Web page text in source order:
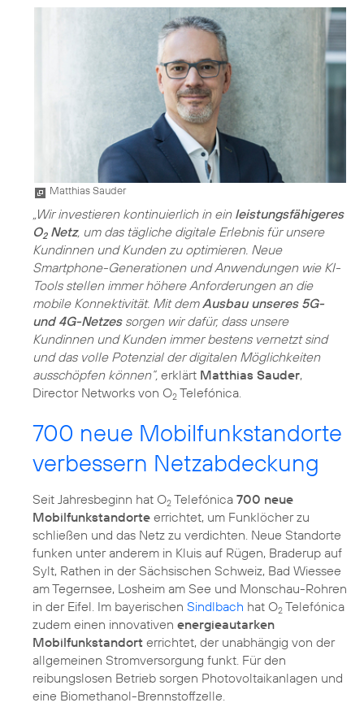
Matthias Sauder
„Wir investieren kontinuierlich in ein leistungsfähigeres
O2Netz, um das tägliche digitale Erlebnis für unsere
Kundinnen und Kunden zu optimieren. Neue
Smartphone-Generationen und Anwendungen wie KI-
Tools stellen immer höhere Anforderungen an die
mobile Konnektivität. Mit demAusbau unseres 5G-
und 4G-Netzessorgen wir dafür, dass unsere
Kundinnen und Kunden immer bestens vernetzt sind
und das volle Potenzial der digitalen Möglichkeiten
ausschöpfen können“, erklärt Matthias Sauder,
Director Networks von O2 Telefónica.
700 neue Mobilfunkstandorte
verbessern Netzabdeckung
Seit Jahresbeginn hat O2 Telefónica 700 neue
Mobilfunkstandorte errichtet, um Funklöcher zu
schließen und das Netz zu verdichten. Neue Standorte
funken unter anderem in Kluis auf Rügen, Braderup auf
Sylt, Rathen in der Sächsischen Schweiz, Bad Wiessee
am Tegernsee, Losheim am See und Monschau-Rohren
in der Eifel. Im bayerischen Sindlbach hat O2 Telefónica
zudem einen innovativen energieautarken
Mobilfunkstandort errichtet, der unabhängig von der
allgemeinen Stromversorgung funkt. Für den
reibungslosen Betrieb sorgen Photovoltaikanlagen und
eine Biomethanol-Brennstoffzelle.